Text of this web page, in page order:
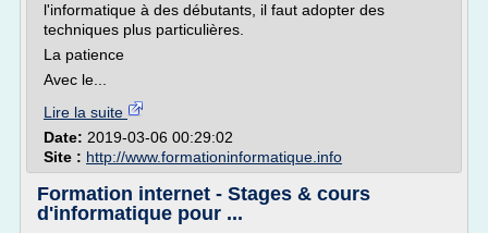
l'informatique à des débutants, il faut adopter des
techniques plus particulières.
La patience
Avec le...
Lire la suite
Date: 2019-03-06 00:29:02
Site : http://www.formationinformatique.info
Formation internet - Stages & cours
d'informatique pour ...